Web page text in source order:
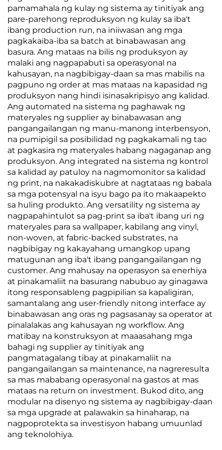
pamamahala ng kulay ng sistema ay tinitiyak ang
pare-parehong reproduksyon ng kulay sa iba't
ibang production run, na iniiwasan ang mga
pagkakaiba-iba sa batch at binabawasan ang
basura. Ang mataas na bilis ng produksyon ay
malaki ang nagpapabuti sa operasyonal na
kahusayan, na nagbibigay-daan sa mas mabilis na
pagpuno ng order at mas mataas na kapasidad ng
produksyon nang hindi isinasakripisyo ang kalidad.
Ang automated na sistema ng paghawak ng
materyales ng supplier ay binabawasan ang
pangangailangan ng manu-manong interbensyon,
na pumipigil sa posibilidad ng pagkakamali ng tao
at pagkasira ng materyales habang nagaganap ang
produksyon. Ang integrated na sistema ng kontrol
sa kalidad ay patuloy na nagmomonitor sa kalidad
ng print, na nakakadiskubre at nagtataas ng babala
sa mga potensyal na isyu bago pa ito makaapekto
sa huling produkto. Ang versatility ng sistema ay
nagpapahintulot sa pag-print sa iba't ibang uri ng
materyales para sa wallpaper, kabilang ang vinyl,
non-woven, at fabric-backed substrates, na
nagbibigay ng kakayahang umangkop upang
matugunan ang iba't ibang pangangailangan ng
customer. Ang mahusay na operasyon sa enerhiya
at pinakamaliit na basurang nabubuo ay ginagawa
itong responsableng pagpipilian sa kapaligiran,
samantalang ang user-friendly nitong interface ay
binabawasan ang oras ng pagsasanay sa operator at
pinalalakas ang kahusayan ng workflow. Ang
matibay na konstruksyon at maaasahang mga
bahagi ng supplier ay tinitiyak ang
pangmatagalang tibay at pinakamaliit na
pangangailangan sa maintenance, na nagreresulta
sa mas mababang operasyonal na gastos at mas
mataas na return on investment. Bukod dito, ang
modular na disenyo ng sistema ay nagbibigay-daan
sa mga upgrade at palawakin sa hinaharap, na
nagpoprotekta sa investisyon habang umuunlad
ang teknolohiya.